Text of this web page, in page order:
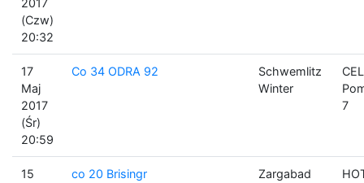
2017
(Czw)
20:32
17
Maj
2017
(Śr)
20:59
Co 34 ODRA 92
Schwemlitz
Winter
7
15
co 20 Brisingr Zargabad